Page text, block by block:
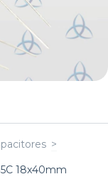
>
18x40mm